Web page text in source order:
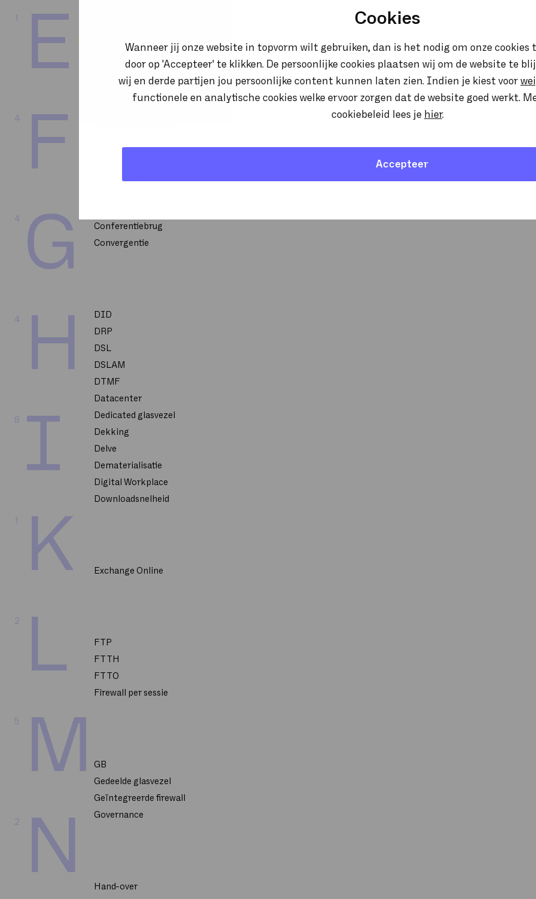
Cookies
Wanneer jij onze website in topvorm wilt gebruiken, dan is het nodig om onze cookies
door op 'Accepteer' te klikken. De persoonlijke cookies plaatsen wij om de website te
wij en derde partijen jou persoonlijke content kunnen laten zien. Indien je kiest voor
functionele en analytische cookies welke ervoor zorgen dat de website goed werkt.
cookiebeleid lees je hier.
Accepteer
E
1
F
4
G
4
H
4
I
8
K
1
L
2
M
5
N
2
CSP 2-Tier
Call flow
Callcenter
Conferentiebrug
Convergentie
DID
DRP
DSL
DSLAM
DTMF
Datacenter
Dedicated glasvezel
Dekking
Delve
Dematerialisatie
Digital Workplace
Downloadsnelheid
Exchange Online
FTP
FTTH
FTTO
Firewall per sessie
GB
Gedeelde glasvezel
Geïntegreerde firewall
Governance
Hand-over